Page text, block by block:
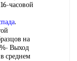
часовой
.
на
Выход
среднем